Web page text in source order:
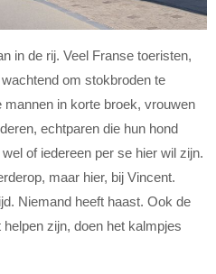
in de rij. Veel Franse toeristen,
om stokbroden te
in korte broek, vrouwen
echtparen die hun hond
of iedereen per se hier wil zijn.
maar hier, bij Vincent.
Niemand heeft haast. Ook de
zijn, doen het kalmpjes